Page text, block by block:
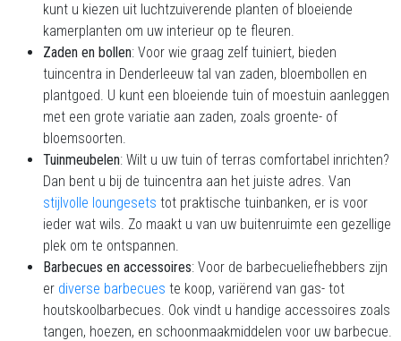
kunt u kiezen uit luchtzuiverende planten of bloeiende
kamerplanten om uw interieur op te fleuren.
Zaden en bollen: Voor wie graag zelf tuiniert, bieden
tuincentra in Denderleeuw tal van zaden, bloembollen en
plantgoed. U kunt een bloeiende tuin of moestuin aanleggen
met een grote variatie aan zaden, zoals groente- of
bloemsoorten.
Tuinmeubelen: Wilt u uw tuin of terras comfortabel inrichten?
Dan bent u bij de tuincentra aan het juiste adres. Van
stijlvolle loungesets tot praktische tuinbanken, er is voor
ieder wat wils. Zo maakt u van uw buitenruimte een gezellige
plek om te ontspannen.
Barbecues en accessoires: Voor de barbecueliefhebbers zijn
er diverse barbecues te koop, variërend van gas- tot
houtskoolbarbecues. Ook vindt u handige accessoires zoals
tangen, hoezen, en schoonmaakmiddelen voor uw barbecue.